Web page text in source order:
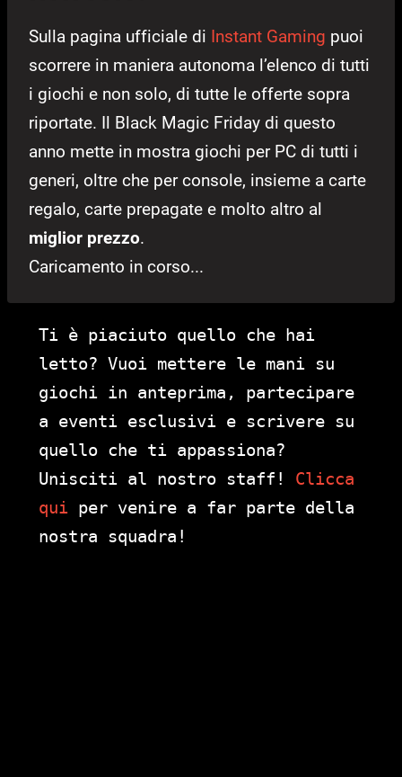
Sulla pagina ufficiale di Instant Gaming puoi
scorrere in maniera autonoma l’elenco di tutti
i giochi e non solo, di tutte le offerte sopra
riportate. Il Black Magic Friday di questo
anno mette in mostra giochi per PC di tutti i
generi, oltre che per console, insieme a carte
regalo, carte prepagate e molto altro al
miglior prezzo.
Caricamento in corso...
Ti è piaciuto quello che hai
letto? Vuoi mettere le mani su
giochi in anteprima, partecipare
a eventi esclusivi e scrivere su
quello che ti appassiona?
Unisciti al nostro staff! Clicca
qui per venire a far parte della
nostra squadra!